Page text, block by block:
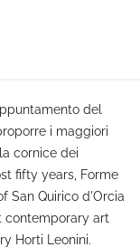
del
i maggiori
cornice dei
fifty years, Forme
San Quirico d'Orcia
contemporary art
Horti Leonini.